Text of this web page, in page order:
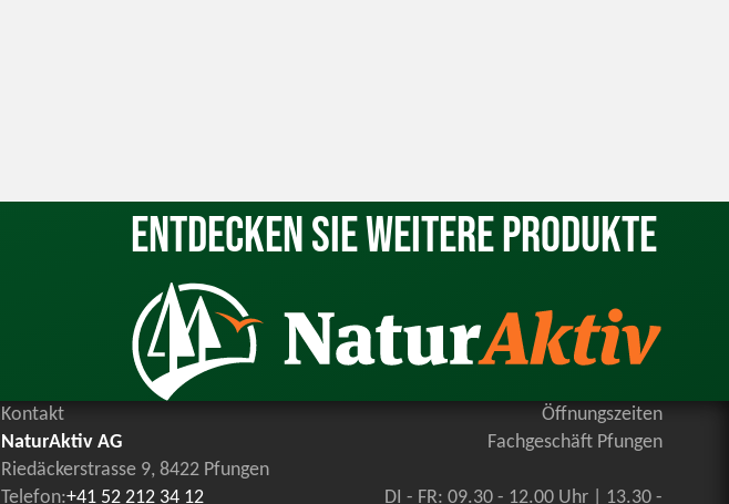
Entdecken Sie weitere Produkte
Kontakt
NaturAktiv AG
Riedäckerstrasse 9, 8422 Pfungen
Telefon:+41 52 212 34 12
Öffnungszeiten
Fachgeschäft Pfungen
DI - FR: 09.30 - 12.00 Uhr | 13.30 -